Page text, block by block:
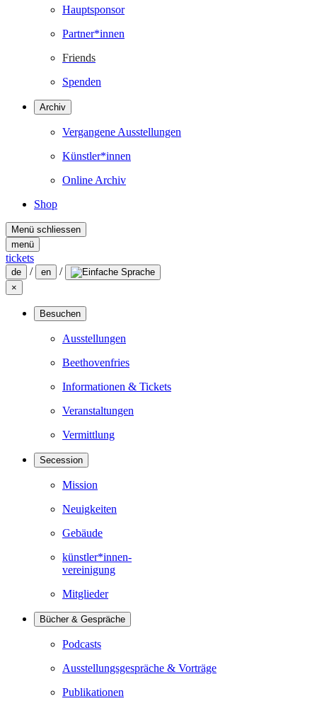
Hauptsponsor
Partner*innen
Friends
Spenden
Archiv
Vergangene Ausstellungen
Künstler*innen
Online Archiv
Shop
Menü schliessen
menü
tickets
de / en /
×
Besuchen
Ausstellungen
Beethovenfries
Informationen & Tickets
Veranstaltungen
Vermittlung
Secession
Mission
Neuigkeiten
Gebäude
künstler*innen-
vereinigung
Mitglieder
Bücher & Gespräche
Podcasts
Ausstellungsgespräche & Vorträge
Publikationen